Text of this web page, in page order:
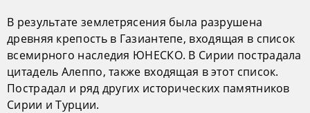
В результате землетрясения была разрушена
древняя крепость в Газиантепе, входящая в список
всемирного наследия ЮНЕСКО. В Сирии пострадала
цитадель Алеппо, также входящая в этот список.
Пострадал и ряд других исторических памятников
Сирии и Турции.